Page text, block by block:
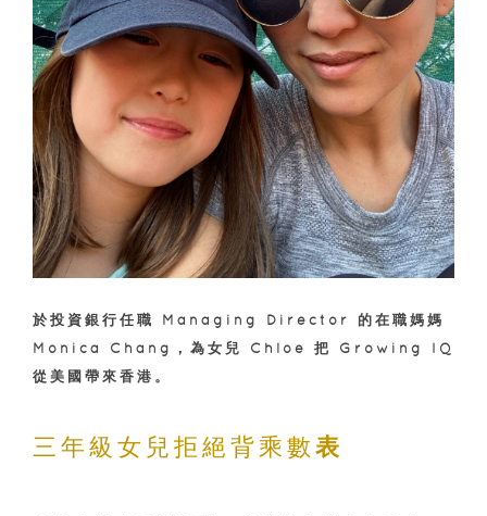
於投資銀行任職 Managing Director 的在職媽媽
Monica Chang，為女兒 Chloe 把 Growing IQ
從美國帶來香港。
三年級女兒拒絕背乘數 表